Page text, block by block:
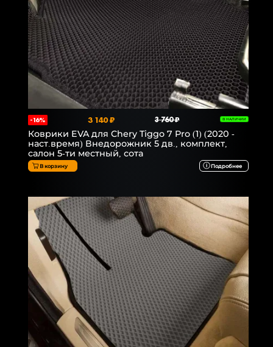
-16% 3 140 ₽ 3 760 ₽ В НАЛИЧИИ
Коврики EVA для Chery Tiggo 7 Pro (1) (2020 -
наст.время) Внедорожник 5 дв., комплект,
салон 5-ти местный, сота
В корзину Подробнее